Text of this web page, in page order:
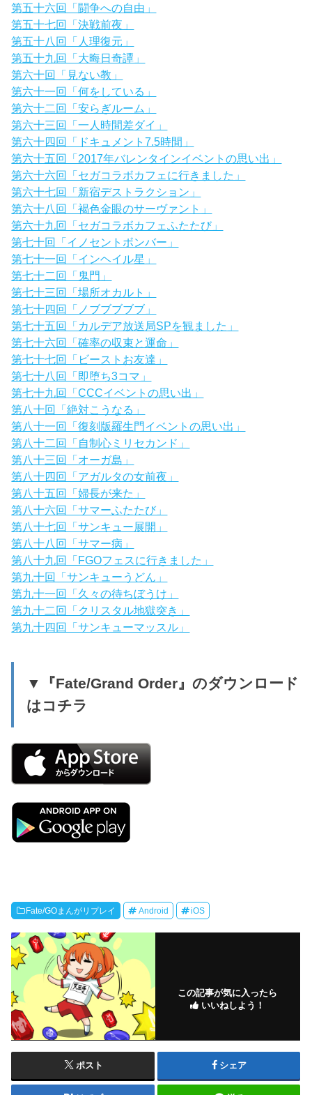
第五十六回「闘争への自由」
第五十七回「決戦前夜」
第五十八回「人理復元」
第五十九回「大晦日奇譚」
第六十回「見ない教」
第六十一回「何をしている」
第六十二回「安らぎルーム」
第六十三回「一人時間差ダイ」
第六十四回「ドキュメント7.5時間」
第六十五回「2017年バレンタインイベントの思い出」
第六十六回「セガコラボカフェに行きました」
第六十七回「新宿デストラクション」
第六十八回「褐色金眼のサーヴァント」
第六十九回「セガコラボカフェふたたび」
第七十回「イノセントボンバー」
第七十一回「インヘイル星」
第七十二回「鬼門」
第七十三回「場所オカルト」
第七十四回「ノブブブブブ」
第七十五回「カルデア放送局SPを観ました」
第七十六回「確率の収束と運命」
第七十七回「ビーストお友達」
第七十八回「即堕ち3コマ」
第七十九回「CCCイベントの思い出」
第八十回「絶対こうなる」
第八十一回「復刻版羅生門イベントの思い出」
第八十二回「自制心ミリセカンド」
第八十三回「オーガ島」
第八十四回「アガルタの女前夜」
第八十五回「婦長が来た」
第八十六回「サマーふたたび」
第八十七回「サンキュー展開」
第八十八回「サマー病」
第八十九回「FGOフェスに行きました」
第九十回「サンキューうどん」
第九十一回「久々の待ちぼうけ」
第九十二回「クリスタル地獄突き」
第九十四回「サンキューマッスル」
▼『Fate/Grand Order』のダウンロード
はコチラ
Fate/GOまんがリプレイ Android iOS
この記事が気に入ったら
いいねしよう！
ポスト シェア